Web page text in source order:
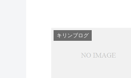
キリンブログ